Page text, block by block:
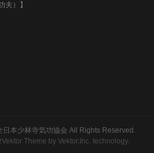
夫）】
本少林寺気功協会 All Rights Reserved.
Theme by Vektor,Inc. technology.